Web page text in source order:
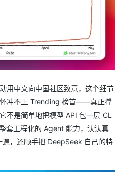
用中文向中国社区致意，这个细节
冲不上 Trending 榜首——真正撑
不是简单地把模型 API 包一层 CL
套工程化的 Agent 能力，认认真
，还顺手把 DeepSeek 自己的特